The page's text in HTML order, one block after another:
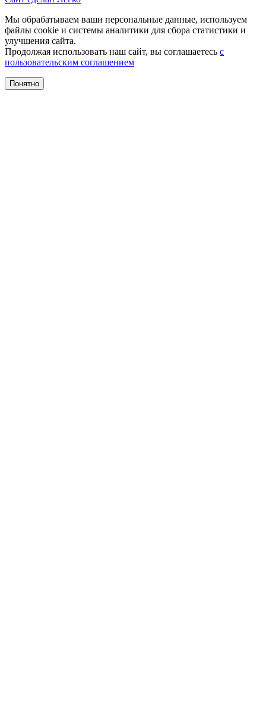
Мы обрабатываем ваши персональные данные, используем
файлы cookie и системы аналитики для сбора статистики и
улучшения сайта.
Продолжая использовать наш сайт, вы соглашаетесь с
пользовательским соглашением
Понятно